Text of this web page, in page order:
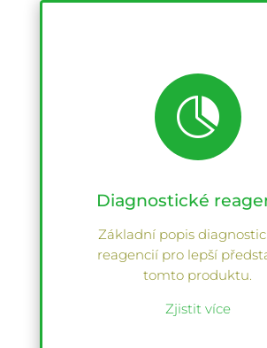

Diagnostické
Základní popis
reagencií pro lepší
tomto produktu.
Zjistit více